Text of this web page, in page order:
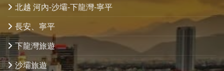
北越 河內-沙壩-下龍灣-寧平
長安、寧平
下龍灣旅遊
沙壩旅遊